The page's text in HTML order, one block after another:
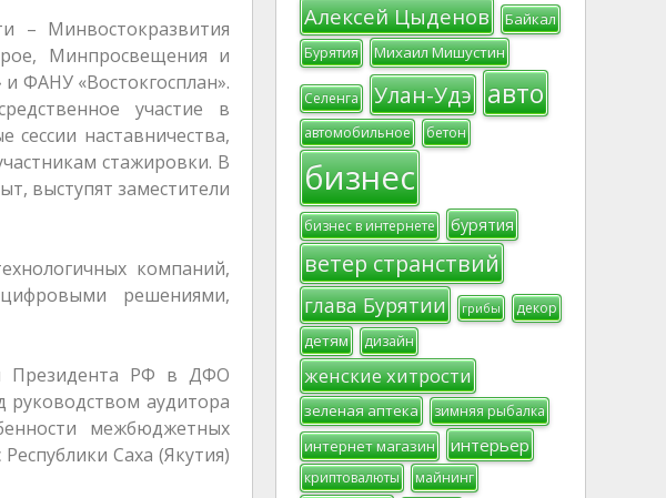
– Минвостокразвития
Минпросвещения и
ФАНУ «Востокгосплан».
участие в
наставничества,
стажировки. В
выступят заместители
компаний,
решениями,
Президента РФ в ДФО
руководством аудитора
межбюджетных
Саха (Якутия)
Алексей Цыденов Байкал
Бурятия Михаил Мишустин
Селенга Улан-Удэ авто
автомобильное бетон
бизнес
бизнес в интернете бурятия
ветер странствий
глава Бурятии грибы декор
детям дизайн
женские хитрости
зеленая аптека зимняя рыбалка
интернет магазин интерьер
криптовалюты майнинг